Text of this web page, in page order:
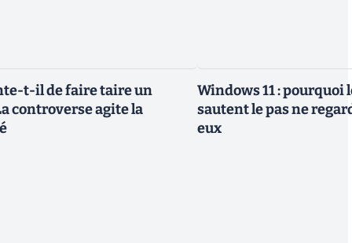
t-il de faire taire un
controverse agite la
Windows 11 : pourquoi
sautent le pas ne
eux